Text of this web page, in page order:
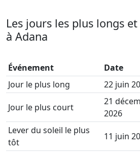
Les jours les plus longs
à Adana
Événement Date
Jour le plus long
22 juin
Jour le plus court
21
2026
Lever du soleil le plus
tôt
11 juin